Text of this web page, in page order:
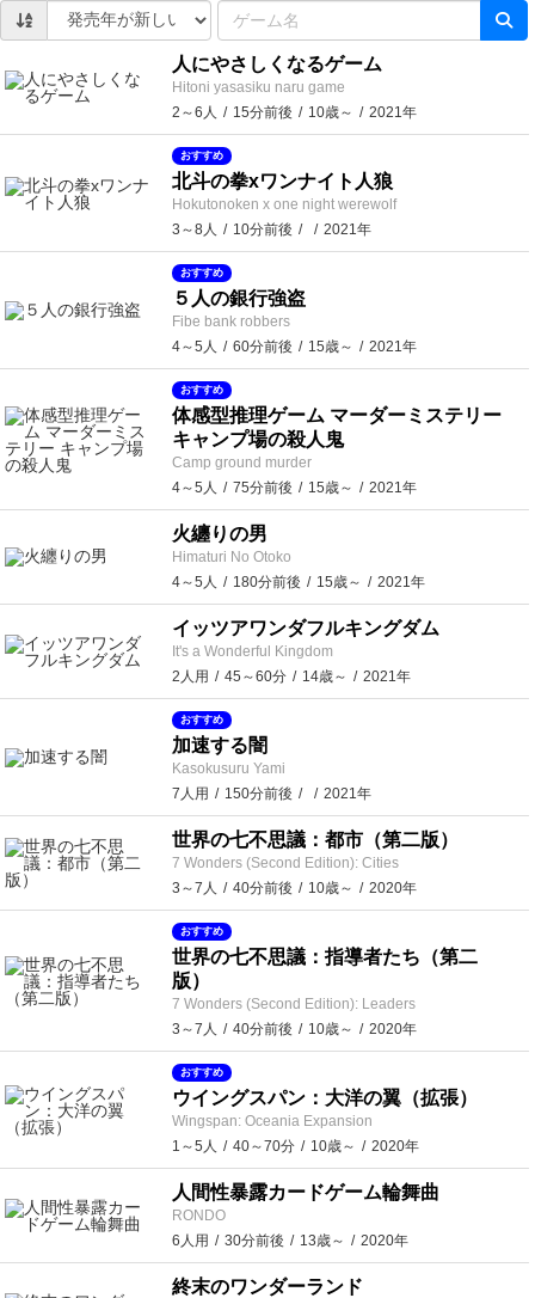
人にやさしくなるゲーム
Hitoni yasasiku naru game
2～6人
15分前後 10歳～ 2021年
おすすめ
北斗の拳xワンナイト人狼
Hokutonoken x one night werewolf
3～8人
10分前後 2021年
おすすめ
５人の銀行強盗
Fibe bank robbers
4～5人
60分前後 15歳～ 2021年
おすすめ
体感型推理ゲーム マーダーミステリー
キャンプ場の殺人鬼
Camp ground murder
4～5人
75分前後 15歳～ 2021年
火纏りの男
Himaturi No Otoko
4～5人
180分前後 15歳～ 2021年
イッツアワンダフルキングダム
It's a Wonderful Kingdom
2人用
45～60分 14歳～ 2021年
おすすめ
加速する闇
Kasokusuru Yami
7人用
150分前後 2021年
世界の七不思議：都市（第二版）
7 Wonders (Second Edition): Cities
3～7人
40分前後 10歳～ 2020年
おすすめ
世界の七不思議：指導者たち（第二
版）
7 Wonders (Second Edition): Leaders
3～7人
40分前後 10歳～ 2020年
おすすめ
ウイングスパン：大洋の翼（拡張）
Wingspan: Oceania Expansion
1～5人
40～70分 10歳～ 2020年
人間性暴露カードゲーム輪舞曲
RONDO
6人用
30分前後 13歳～ 2020年
終末のワンダーランド